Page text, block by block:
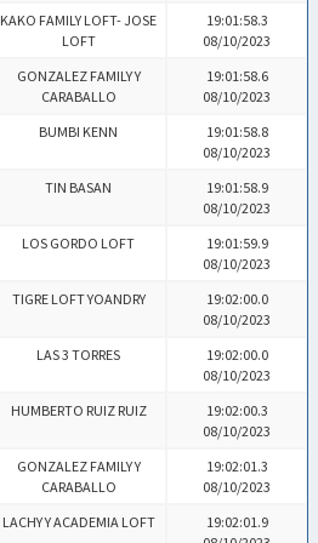
KAKO FAMILY LOFT- JOSE
LOFT
19:01:58.3
08/10/2023
GONZALEZ FAMILY Y
CARABALLO
19:01:58.6
08/10/2023
BUMBI KENN
19:01:58.8
08/10/2023
TIN BASAN
19:01:58.9
08/10/2023
LOS GORDO LOFT
19:01:59.9
08/10/2023
TIGRE LOFT YOANDRY
19:02:00.0
08/10/2023
LAS 3 TORRES
19:02:00.0
08/10/2023
HUMBERTO RUIZ RUIZ
19:02:00.3
08/10/2023
GONZALEZ FAMILY Y
CARABALLO
19:02:01.3
08/10/2023
LACHY Y ACADEMIA LOFT
19:02:01.9